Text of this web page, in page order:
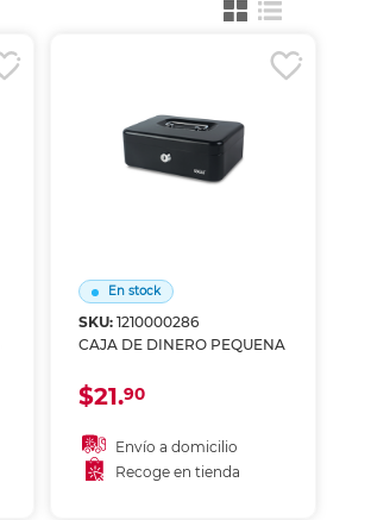
En stock
SKU: 1210000286
CAJA DE DINERO PEQUENA
$21.90
Envío a domicilio
Recoge en tienda